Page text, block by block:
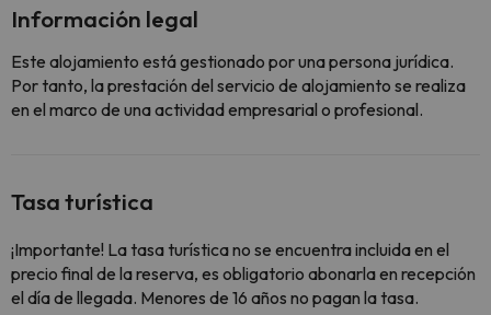
Información legal
Este alojamiento está gestionado por una persona jurídica.
Por tanto, la prestación del servicio de alojamiento se realiza
en el marco de una actividad empresarial o profesional.
Tasa turística
¡Importante! La tasa turística no se encuentra incluida en el
precio final de la reserva, es obligatorio abonarla en recepción
el día de llegada. Menores de 16 años no pagan la tasa.